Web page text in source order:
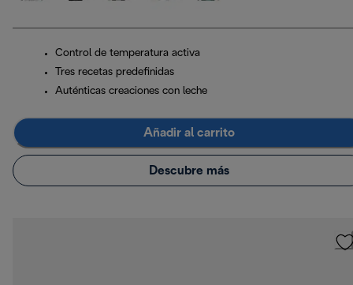
Control de temperatura activa
Tres recetas predefinidas
Auténticas creaciones con leche
Añadir al carrito
Descubre más